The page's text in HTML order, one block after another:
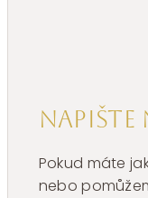
Napište
Pokud máte
nebo